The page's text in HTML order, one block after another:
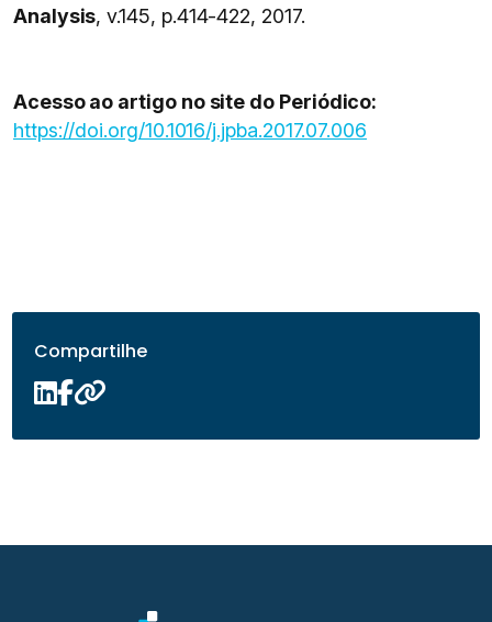
Analysis, v.145, p.414-422, 2017.
Acesso ao artigo no site do Periódico:
https://doi.org/10.1016/j.jpba.2017.07.006
Compartilhe